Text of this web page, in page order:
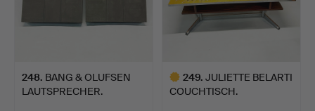
248. BANG & OLUFSEN
LAUTSPRECHER.
249. JULIETTE BELARTI
COUCHTISCH.